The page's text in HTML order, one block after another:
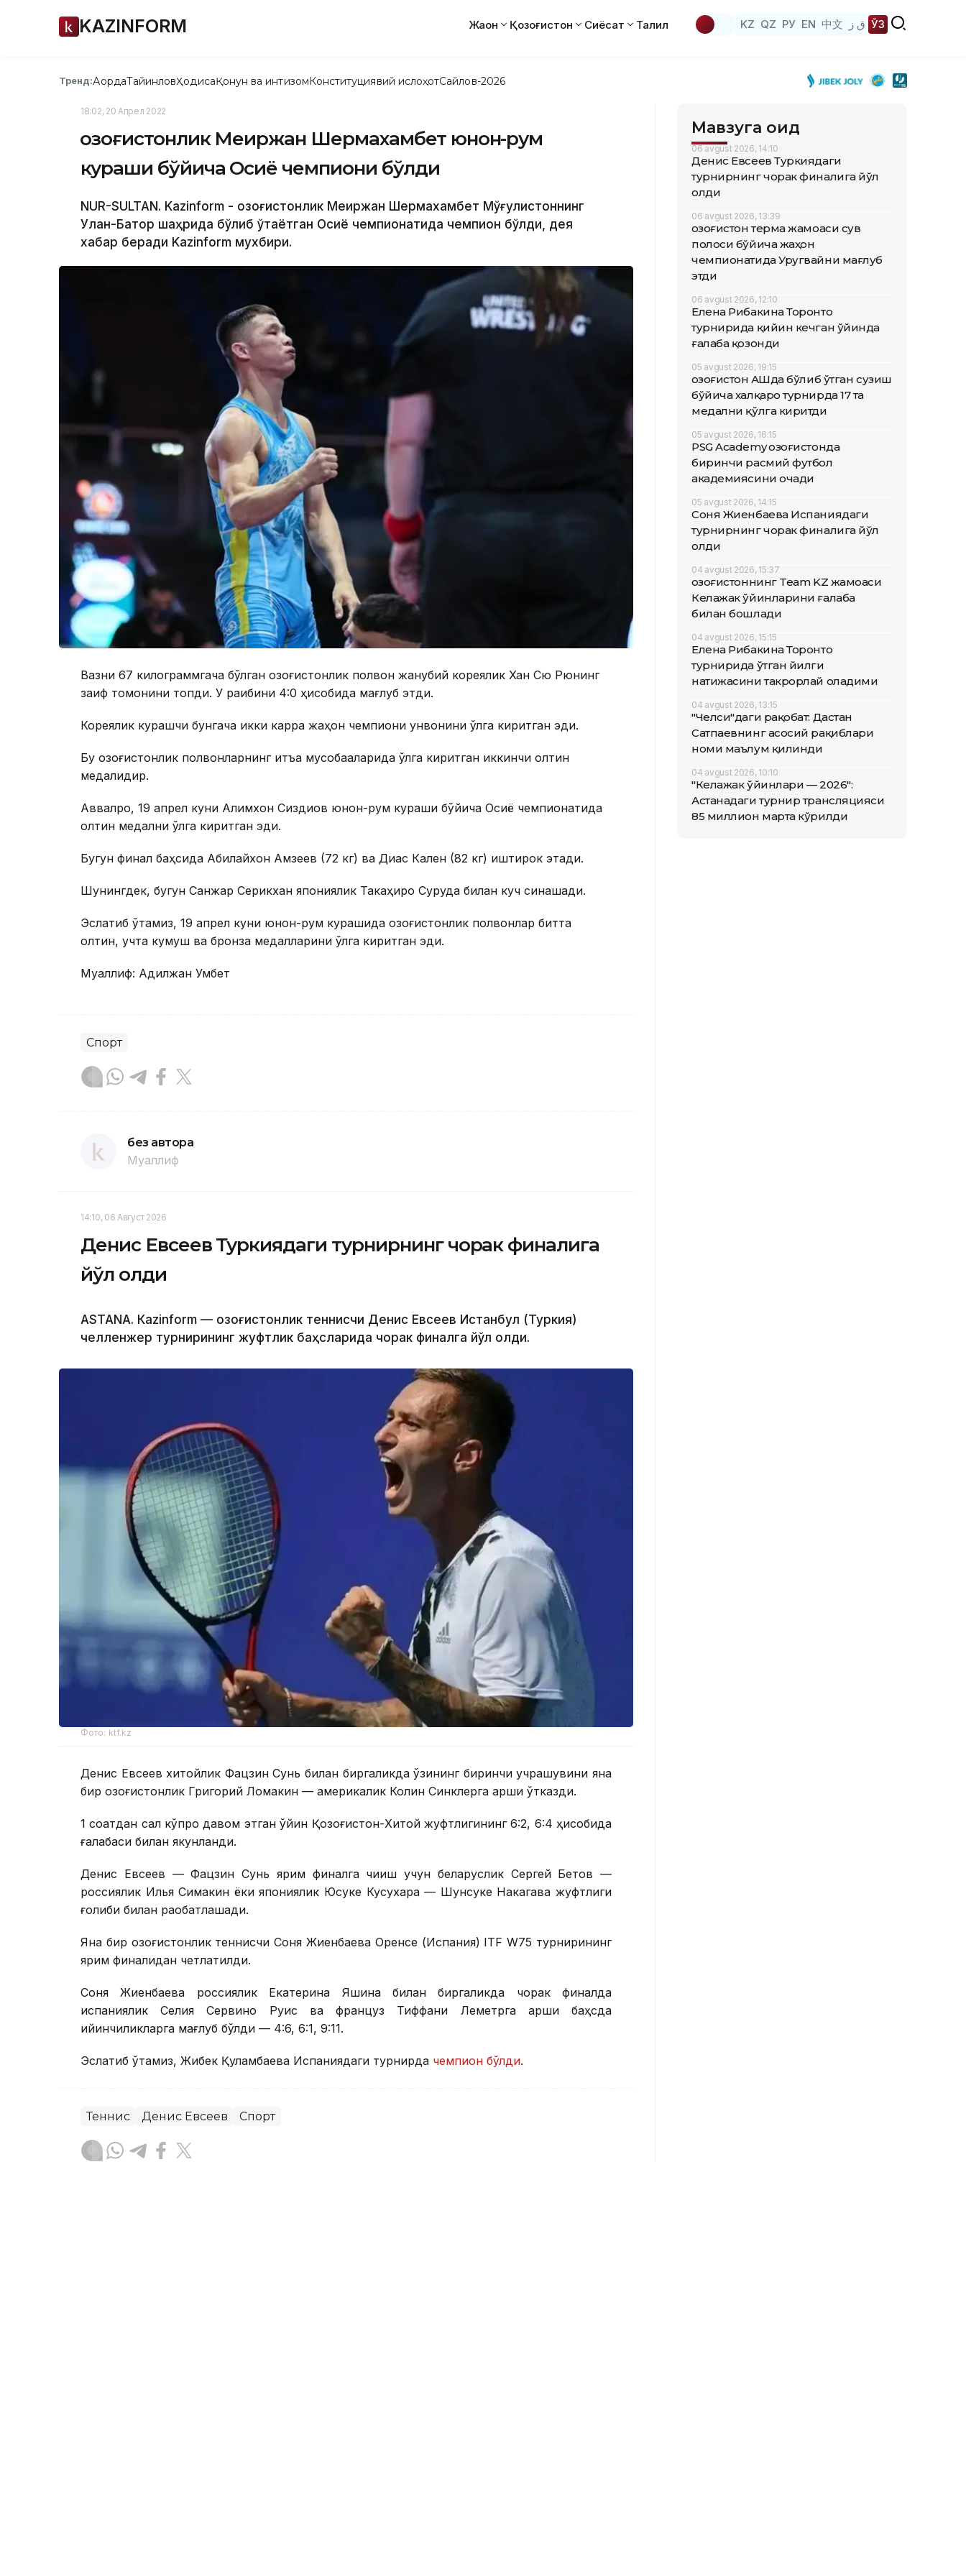
KAZINFORM Жаҳон Қозоғистон Сиёсат Таҳлил KZ QZ РУ EN 中文 ق ز ЎЗ
Тренд:АқордаТайинловҲодисаҚонун ва интизомКонституциявий ислоҳотСайлов-2026
18:02, 20 Апрел 2022
Қозоғистонлик Меиржан Шермахамбет юнон-рум
кураши бўйича Осиё чемпиони бўлди
NUR-SULTAN. Kazinform - Қозоғистонлик Меиржан Шермахамбет Мўғулистоннинг
Улан-Батор шаҳрида бўлиб ўтаётган Осиё чемпионатида чемпион бўлди, дея
хабар беради Kazinform мухбири.
Вазни 67 килограммгача бўлган қозоғистонлик полвон жанубий кореялик Хан Сю Рюнинг
заиф томонини топди. У рақибини 4:0 ҳисобида мағлуб этди.
Кореялик курашчи бунгача икки карра жаҳон чемпиони унвонини қўлга киритган эди.
Бу қозоғистонлик полвонларнинг қитъа мусобақаларида қўлга киритган иккинчи олтин
медалидир.
Аввалроқ, 19 апрел куни Алимхон Сиздиқов юнон-рум кураши бўйича Осиё чемпионатида
олтин медални қўлга киритган эди.
Бугун финал баҳсида Абилайхон Амзеев (72 кг) ва Диас Кален (82 кг) иштирок этади.
Шунингдек, бугун Санжар Серикхан япониялик Такаҳиро Суруда билан куч синашади.
Эслатиб ўтамиз, 19 апрел куни юнон-рум курашида қозоғистонлик полвонлар битта
олтин, учта кумуш ва бронза медалларини қўлга киритган эди.
Муаллиф: Адилжан Умбет
Спорт
без автора
Муаллиф
14:10, 06 Август 2026
Денис Евсеев Туркиядаги турнирнинг чорак финалига
йўл олди
ASTANА. Кazinform — Қозоғистонлик теннисчи Денис Евсеев Истанбул (Туркия)
челленжер турнирининг жуфтлик баҳсларида чорак финалга йўл олди.
Фото: ktf.kz
Денис Евсеев хитойлик Фацзин Сунь билан биргаликда ўзининг биринчи учрашувини яна
бир қозоғистонлик Григорий Ломакин — америкалик Колин Синклерга қарши ўтказди.
1 соатдан сал кўпроқ давом этган ўйин Қозоғистон-Хитой жуфтлигининг 6:2, 6:4 ҳисобида
ғалабаси билан якунланди.
Денис Евсеев — Фацзин Сунь ярим финалга чиқиш учун беларуслик Сергей Бетов —
россиялик Илья Симакин ёки япониялик Юсуке Кусухара — Шунсуке Накагава жуфтлиги
ғолиби билан рақобатлашади.
Яна бир қозоғистонлик теннисчи Соня Жиенбаева Оренсе (Испания) ITF W75 турнирининг
ярим финалидан четлатилди.
Соня Жиенбаева россиялик Екатерина Яшина билан биргаликда чорак финалда
испаниялик Селия Сервино Руис ва француз Тиффани Леметрга қарши баҳсда
қийинчиликларга мағлуб бўлди — 4:6, 6:1, 9:11.
Эслатиб ўтамиз, Жибек Қуламбаева Испаниядаги турнирда чемпион бўлди.
Теннис Денис Евсеев Спорт
Мавзуга оид
06 avgust 2026, 14:10
Денис Евсеев Туркиядаги
турнирнинг чорак финалига йўл
олди
06 avgust 2026, 13:39
Қозоғистон терма жамоаси сув
полоси бўйича жаҳон
чемпионатида Уругвайни мағлуб
этди
06 avgust 2026, 12:10
Елена Рибакина Торонто
турнирида қийин кечган ўйинда
ғалаба қозонди
05 avgust 2026, 19:15
Қозоғистон АҚШда бўлиб ўтган сузиш
бўйича халқаро турнирда 17 та
медални қўлга киритди
05 avgust 2026, 16:15
PSG Academy Қозоғистонда
биринчи расмий футбол
академиясини очади
05 avgust 2026, 14:15
Соня Жиенбаева Испаниядаги
турнирнинг чорак финалига йўл
олди
04 avgust 2026, 15:37
Қозоғистоннинг Team KZ жамоаси
Келажак ўйинларини ғалаба
билан бошлади
04 avgust 2026, 15:15
Елена Рибакина Торонто
турнирида ўтган йилги
натижасини такрорлай оладими
04 avgust 2026, 13:15
"Челси"даги рақобат: Дастан
Сатпаевнинг асосий рақиблари
номи маълум қилинди
04 avgust 2026, 10:10
"Келажак ўйинлари — 2026":
Астанадаги турнир трансляцияси
85 миллион марта кўрилди